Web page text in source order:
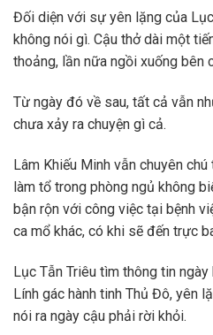
Đối diện với sự yên lặng của
không nói gì. Cậu thở dài một
thoảng, lần nữa ngồi xuống bên
Từ ngày đó về sau, tất cả vẫn
chưa xảy ra chuyện gì cả.
Lâm Khiếu Minh vẫn chuyên
làm tổ trong phòng ngủ không
bận rộn với công việc tại bệnh
ca mổ khác, có khi sẽ đến trực
Lục Tẫn Triêu tìm thông tin
Lính gác hành tinh Thủ Đô, yên
nói ra ngày cậu phải rời khỏi.